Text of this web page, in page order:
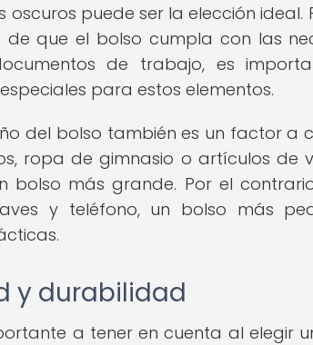
oscuros puede ser la elección
que el bolso cumpla con las
de trabajo, es
para estos elementos.
del bolso también es un factor a
ropa de gimnasio o artículos de
bolso más grande. Por el
y teléfono, un bolso más
y durabilidad
a tener en cuenta al elegir